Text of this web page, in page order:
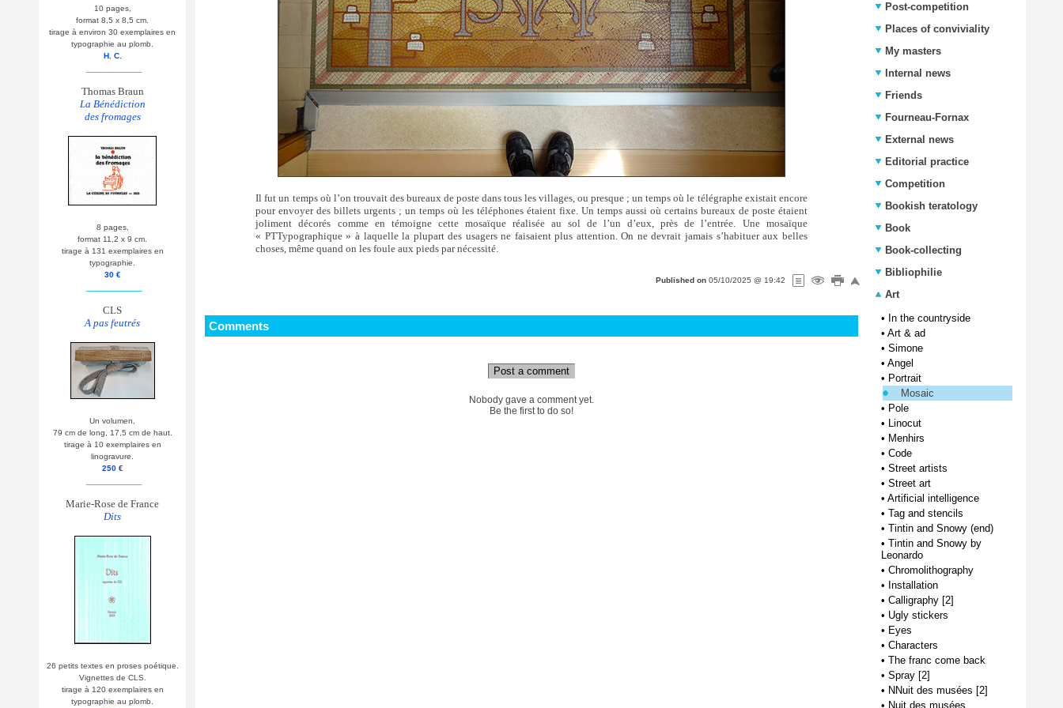
10 pages,
format 8,5 x 8,5 cm.
tirage à environ 30 exemplaires en
typographie au plomb.
H. C.
Thomas Braun
La Bénédiction
des fromages
8 pages,
format 11,2 x 9 cm.
tirage à 131 exemplaires en
typographie.
30 €
CLS
A pas feutrés
Un volumen,
79 cm de long, 17,5 cm de haut.
tirage à 10 exemplaires en
linogravure.
250 €
Marie-Rose de France
Dits
26 petits textes en proses poétique.
Vignettes de CLS.
tirage à 120 exemplaires en
typographie au plomb.
Il fut un temps où l’on trouvait des bureaux de poste dans tous les villages, ou presque ; un temps où le télégraphe existait encore
pour envoyer des billets urgents ; un temps où les téléphones étaient fixe. Un temps aussi où certains bureaux de poste étaient
joliment décorés comme en témoigne cette mosaïque réalisée au sol de l’un d’eux, près de l’entrée. Une mosaïque
« PTTypographique » à laquelle la plupart des usagers ne faisaient plus attention. On ne devrait jamais s’habituer aux belles
choses, même quand on les foule aux pieds par nécessité.
Published on 05/10/2025 @ 19:42
Comments
Post a comment
Nobody gave a comment yet.
Be the first to do so!
Post-competition
Places of conviviality
My masters
Internal news
Friends
Fourneau-Fornax
External news
Editorial practice
Competition
Bookish teratology
Book
Book-collecting
Bibliophilie
Art
• In the countryside
• Art & ad
• Simone
• Angel
• Portrait
Mosaic
• Pole
• Linocut
• Menhirs
• Code
• Street artists
• Street art
• Artificial intelligence
• Tag and stencils
• Tintin and Snowy (end)
• Tintin and Snowy by
Leonardo
• Chromolithography
• Installation
• Calligraphy [2]
• Ugly stickers
• Eyes
• Characters
• The franc come back
• Spray [2]
• NNuit des musées [2]
• Nuit des musées